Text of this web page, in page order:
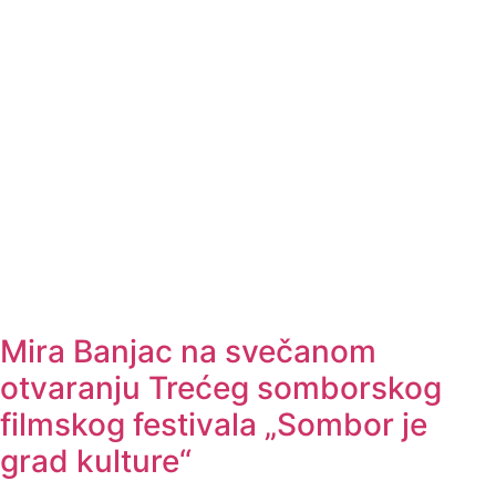
Mira Banjac na svečanom
otvaranju Trećeg somborskog
filmskog festivala „Sombor je
grad kulture“